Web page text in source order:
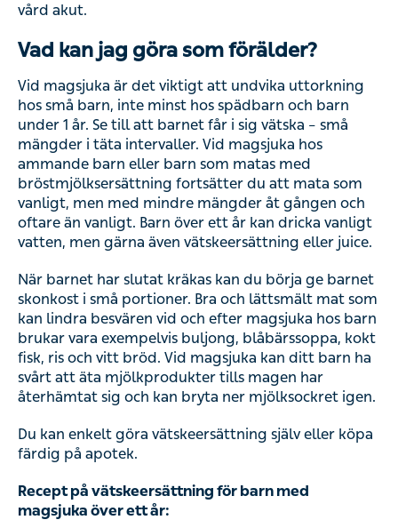
vård akut.
Vad kan jag göra som förälder?
Vid magsjuka är det viktigt att undvika uttorkning
hos små barn, inte minst hos spädbarn och barn
under 1 år. Se till att barnet får i sig vätska – små
mängder i täta intervaller. Vid magsjuka hos
ammande barn eller barn som matas med
bröstmjölksersättning fortsätter du att mata som
vanligt, men med mindre mängder åt gången och
oftare än vanligt. Barn över ett år kan dricka vanligt
vatten, men gärna även vätskeersättning eller juice.
När barnet har slutat kräkas kan du börja ge barnet
skonkost i små portioner. Bra och lättsmält mat som
kan lindra besvären vid och efter magsjuka hos barn
brukar vara exempelvis buljong, blåbärssoppa, kokt
fisk, ris och vitt bröd. Vid magsjuka kan ditt barn ha
svårt att äta mjölkprodukter tills magen har
återhämtat sig och kan bryta ner mjölksockret igen.
Du kan enkelt göra vätskeersättning själv eller köpa
färdig på apotek.
Recept på vätskeersättning för barn med
magsjuka över ett år: